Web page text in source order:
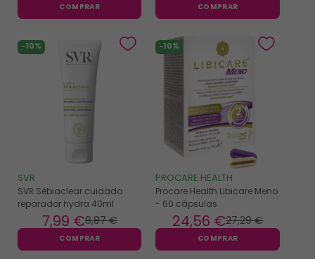
COMPRAR COMPRAR
-10%
SVR
SVR Sébiaclear cuidado
reparador hydra 40ml
8,87 €
7,99 €
COMPRAR
-10%
PROCARE HEALTH
Procare Health Libicare Meno
- 60 cápsulas
27,29 €
24,56 €
COMPRAR